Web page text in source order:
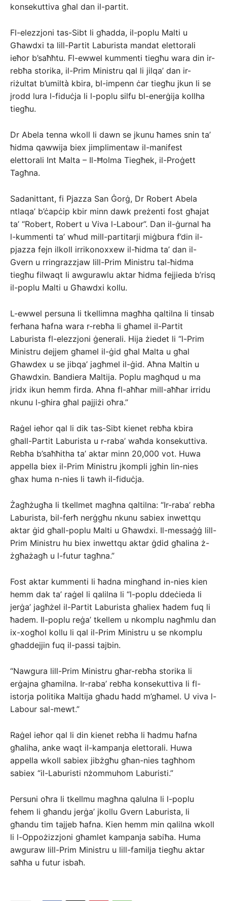
konsekuttiva għal dan il-partit.
Fl-elezzjoni tas-Sibt li għadda, il-poplu Malti u
Għawdxi ta lill-Partit Laburista mandat elettorali
ieħor b’saħħtu. Fl-ewwel kummenti tiegħu wara din ir-
rebħa storika, il-Prim Ministru qal li jilqa’ dan ir-
riżultat b’umiltà kbira, bl-impenn ċar tiegħu jkun li se
jrodd lura l-fiduċja li l-poplu silfu bl-enerġija kollha
tiegħu.
Dr Abela tenna wkoll li dawn se jkunu ħames snin ta’
ħidma qawwija biex jimplimentaw il-manifest
elettorali Int Malta – Il-Ħolma Tiegħek, il-Proġett
Tagħna.
Sadanittant, fi Pjazza San Ġorġ, Dr Robert Abela
ntlaqa’ b’ċapċip kbir minn dawk preżenti fost għajat
ta’ “Robert, Robert u Viva l-Labour”. Dan il-ġurnal ħa
l-kummenti ta’ wħud mill-partitarji miġbura f’din il-
pjazza fejn ilkoll irrikonoxxew il-ħidma ta’ dan il-
Gvern u rringrazzjaw lill-Prim Ministru tal-ħidma
tiegħu filwaqt li awgurawlu aktar ħidma fejjieda b’risq
il-poplu Malti u Għawdxi kollu.
L-ewwel persuna li tkellimna magħha qaltilna li tinsab
ferħana ħafna wara r-rebħa li għamel il-Partit
Laburista fl-elezzjoni ġenerali. Hija żiedet li “l-Prim
Ministru dejjem għamel il-ġid għal Malta u għal
Għawdex u se jibqa’ jagħmel il-ġid. Aħna Maltin u
Għawdxin. Bandiera Maltija. Poplu magħqud u ma
jridx ikun hemm firda. Aħna fl-aħħar mill-aħħar irridu
nkunu l-għira għal pajjiżi oħra.”
Raġel ieħor qal li dik tas-Sibt kienet rebħa kbira
għall-Partit Laburista u r-raba’ waħda konsekuttiva.
Rebħa b’saħħitha ta’ aktar minn 20,000 vot. Huwa
appella biex il-Prim Ministru jkompli jgħin lin-nies
għax huma n-nies li tawh il-fiduċja.
Żagħżugħa li tkellmet magħna qaltilna: “Ir-raba’ rebħa
Laburista, bil-ferħ nerġgħu nkunu sabiex inwettqu
aktar ġid għall-poplu Malti u Għawdxi. Il-messaġġ lill-
Prim Ministru hu biex inwettqu aktar ġdid għalina ż-
żgħażagħ u l-futur tagħna.”
Fost aktar kummenti li ħadna mingħand in-nies kien
hemm dak ta’ raġel li qalilna li “l-poplu ddeċieda li
jerġa’ jagħżel il-Partit Laburista għaliex ħadem fuq li
ħadem. Il-poplu reġa’ tkellem u nkomplu nagħmlu dan
ix-xogħol kollu li qal il-Prim Ministru u se nkomplu
għaddejjin fuq il-passi tajbin.
“Nawgura lill-Prim Ministru għar-rebħa storika li
erġajna għamilna. Ir-raba’ rebħa konsekuttiva li fl-
istorja politika Maltija għadu ħadd m’għamel. U viva l-
Labour sal-mewt.”
Raġel ieħor qal li din kienet rebħa li ħadmu ħafna
għaliha, anke waqt il-kampanja elettorali. Huwa
appella wkoll sabiex jibżgħu għan-nies tagħhom
sabiex “il-Laburisti nżommuhom Laburisti.”
Persuni oħra li tkellmu magħna qalulna li l-poplu
fehem li għandu jerġa’ jkollu Gvern Laburista, li
għandu tim tajjeb ħafna. Kien hemm min qalilna wkoll
li l-Oppożizzjoni għamlet kampanja sabiħa. Huma
awguraw lill-Prim Ministru u lill-familja tiegħu aktar
saħħa u futur isbaħ.